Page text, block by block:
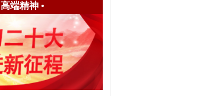
高端精神•